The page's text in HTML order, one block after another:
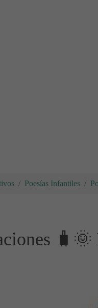
Poesías Infantiles
🧳🌞